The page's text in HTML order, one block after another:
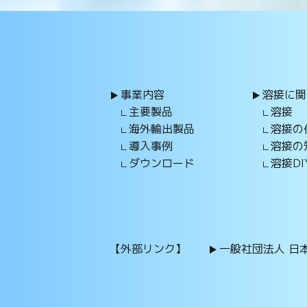
事業内容
主要製品
海外輸出製品
導入事例
ダウンロード
溶接に
溶接
溶接の
溶接の
溶接
【外部リンク】 一般社団法人 日